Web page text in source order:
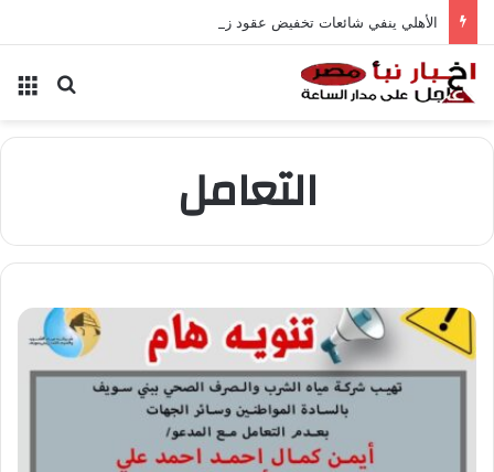
الأهلي ينفي شائعات تخفيض عقود زيزو والشناوي
بحث
التعامل